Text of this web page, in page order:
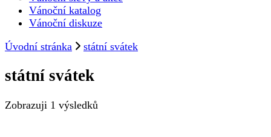
Vánoční katalog
Vánoční diskuze
Úvodní stránka
státní svátek
státní svátek
Zobrazuji 1 výsledků